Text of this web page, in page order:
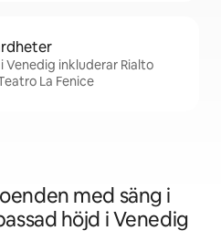
Venedig inkluderar Rialto
La Fenice
med säng i
höjd i Venedig